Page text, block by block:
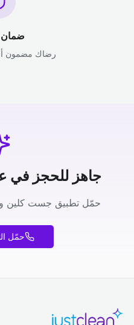
ضمان
رضاك مضمون أو
جاهز للحجز في
حمّل تطبيق جست كلين
حمّل